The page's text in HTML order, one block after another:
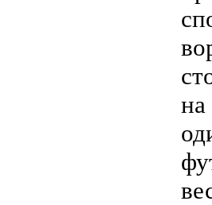
на